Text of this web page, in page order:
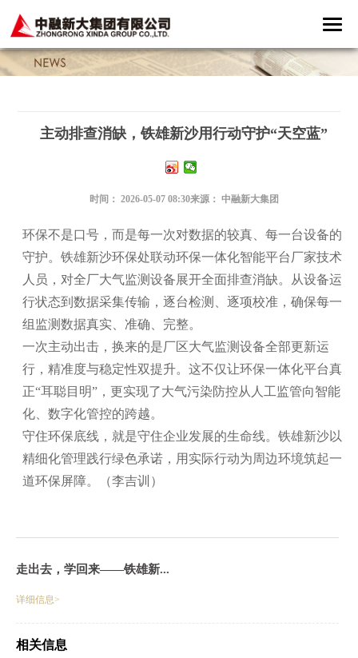
主动排查消缺，铁雄新沙用行动守护“天空蓝”
时间： 2026-05-07 08:30来源： 中融新大集团
环保不是口号，而是每一次对数据的较真、每一台设备的
守护。铁雄新沙环保处联动环保一体化智能平台厂家技术
人员，对全厂大气监测设备展开全面排查消缺。从设备运
行状态到数据采集传输，逐台检测、逐项校准，确保每一
组监测数据真实、准确、完整。
一次主动出击，换来的是厂区大气监测设备全部更新运
行，精准度与稳定性双提升。这不仅让环保一体化平台真
正“耳聪目明”，更实现了大气污染防控从人工监管向智能
化、数字化管控的跨越。
守住环保底线，就是守住企业发展的生命线。铁雄新沙以
精细化管理践行绿色承诺，用实际行动为周边环境筑起一
道环保屏障。（李吉训）
走出去，学回来——铁雄新...
详细信息>
相关信息